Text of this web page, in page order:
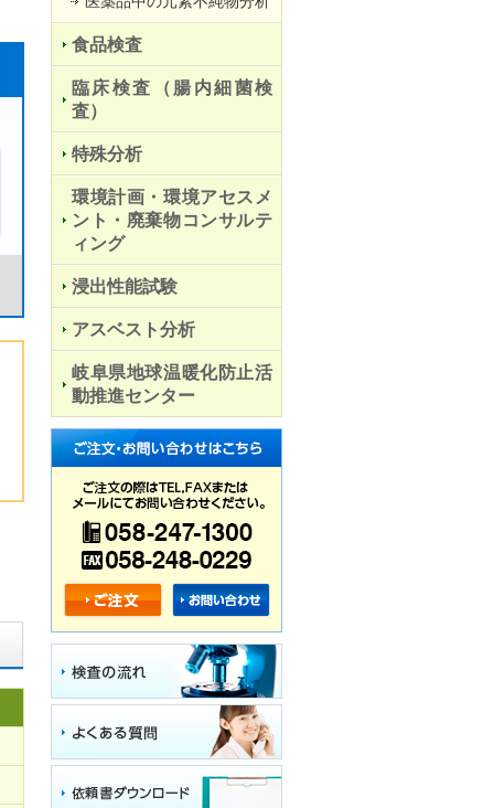
食品検査
臨床検査（腸内細菌検
査）
特殊分析
環境計画・環境アセスメ
ント・廃棄物コンサルテ
ィング
浸出性能試験
アスベスト分析
岐阜県地球温暖化防止活
動推進センター